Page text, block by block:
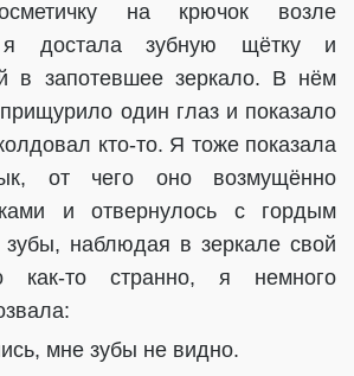
на крючок возле
я достала зубную щётку и
в запотевшее зеркало. В нём
один глаз и показало
кто-то. Я тоже показала
от чего оно возмущённо
и отвернулось с гордым
зубы, наблюдая в зеркале свой
как-то странно, я немного
мне зубы не видно.